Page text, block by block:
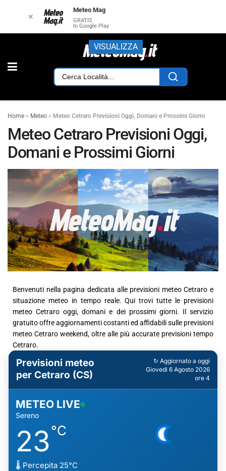
Home » Meteo » Meteo Cetraro Previsioni Oggi, Domani e Prossimi Giorni
Meteo Cetraro Previsioni Oggi,
Domani e Prossimi Giorni
Benvenuti nella pagina dedicata alle previsioni meteo Cetraro e
situazione meteo in tempo reale. Qui trovi tutte le previsioni
meteo Cetraro oggi, domani e dei prossimi giorni. Il servizio
gratuito offre aggiornamenti costanti ed affidabili sulle previsioni
meteo Cetraro weekend, oltre alle più accurate previsioni tempo
Cetraro.
Previsioni meteo
per Cetraro (CS)
↻ Aggiornato a oggi
Giovedì 6 Agosto 2026
ore 4
METEO LIVE
Sereno
23°C
🌡️ Percepita 25°C
✕
Meteo Mag
GRATIS
In Google Play
VISUALIZZA